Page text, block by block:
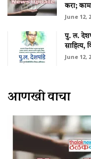
करा;
June 12,
पु. ल.
साहित्य,
June 12,
आणखी वाचा